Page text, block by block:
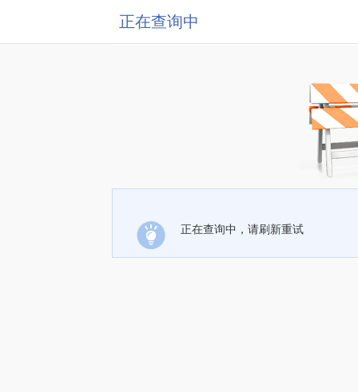
正在查询中
正在查询中，请刷新重试